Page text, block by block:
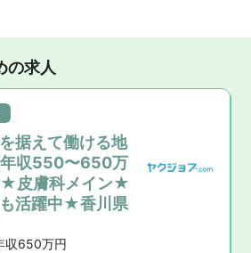
の求人
据えて働ける地
収550〜650万
皮膚科メイン★
活躍中★香川県
収650万円